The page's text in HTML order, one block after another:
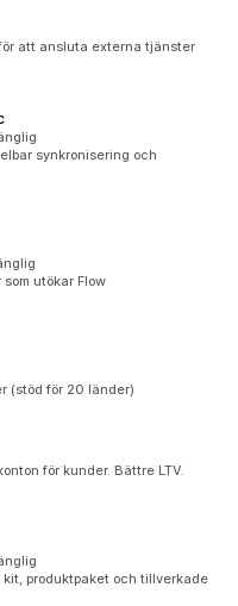
att ansluta externa tjänster
synkronisering och
utökar Flow
(stöd för 20 länder)
för kunder. Bättre LTV.
produktpaket och tillverkade